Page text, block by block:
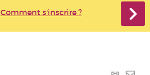
Comment s'inscrire ?
Lien